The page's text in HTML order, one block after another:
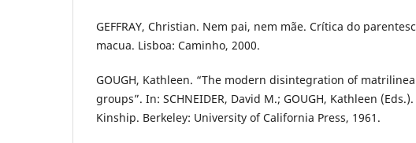
GEFFRAY, Christian. Nem pai, nem mãe. Crítica do
macua. Lisboa: Caminho, 2000.
GOUGH, Kathleen. “The modern disintegration of
groups”. In: SCHNEIDER, David M.; GOUGH, Kathleen
Kinship. Berkeley: University of California Press, 1961.